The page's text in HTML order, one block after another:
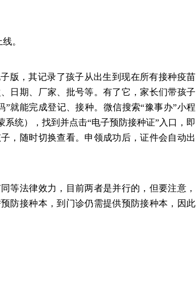
。
版，其记录了孩子从出生到现在所有接种疫苗
日期、厂家、批号等。有了它，家长们带孩子
就能完成登记、接种。微信搜索“豫事办”小程
系统），找到并点击“电子预防接种证”入口，即
，随时切换查看。申领成功后，证件会自动出
等法律效力，目前两者是并行的，但要注意，
防接种本，到门诊仍需提供预防接种本，因此